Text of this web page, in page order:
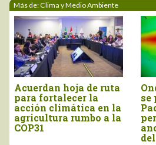
Más de: Clima y Medio Ambiente
Acuerdan hoja de ruta
para fortalecer la
acción climática en la
agricultura rumbo a la
COP31
se